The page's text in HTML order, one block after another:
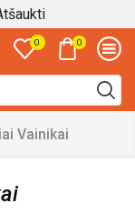
0 0
Vainikai